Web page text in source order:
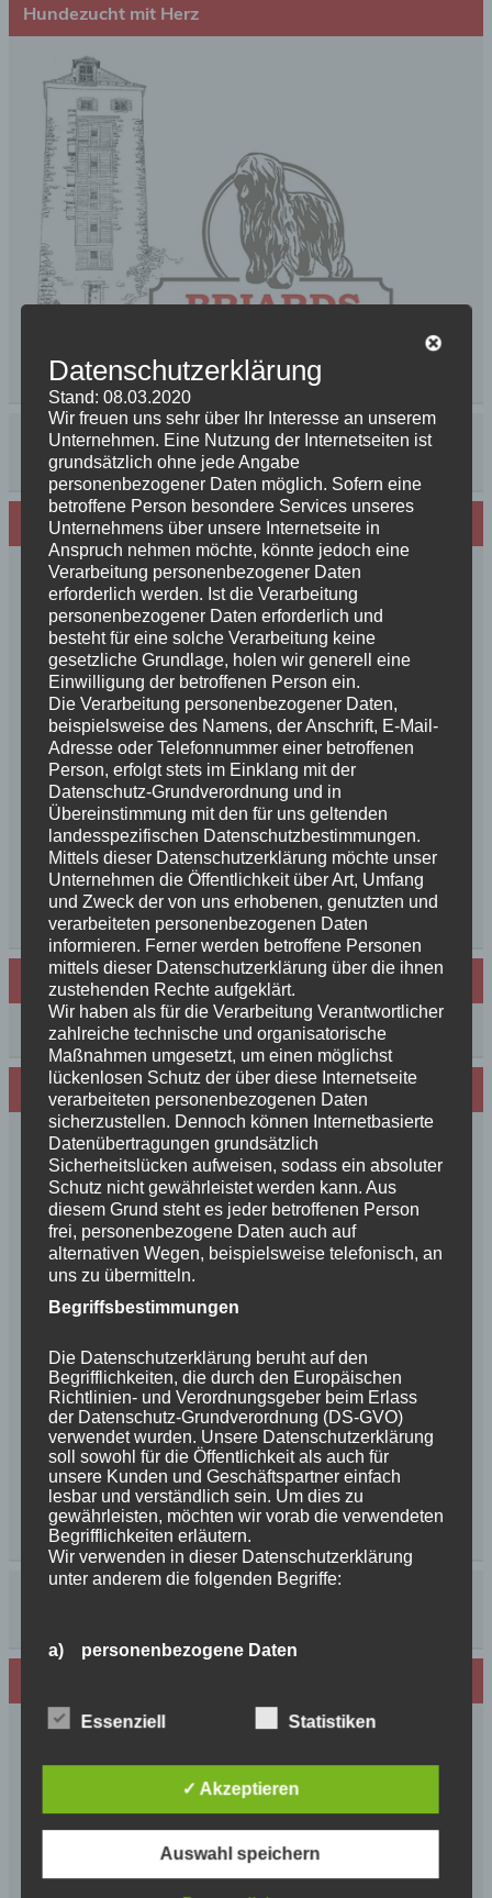
Hundezucht mit Herz
Neues von den Turmschurken
Frohe Weihnachten 2025 unseren
Schurkenfamilien und Freunden
Herzlichen Glückwunsch zum 4. Geburtstag
Unsere Feenkinder haben alle verzaubert
News++News++News++Unsere Feenkinder sind
geboren++
++NEWS++NEWS++NEWS++Wir sind
schwanger++
So schön, die Freundschaften der Schurkeneltern
Lilly´s Schwester schickt Grüße
Innigkeit, oder wahre Liebe
Unsere schöne BenBenkinder schicken
Urlaubsgrüße
++News++News++News++
Archiv
Archiv
Wir sind Mitglied in folgenden Verbänden:
Frohe Weihnachten 2025 unseren
Schurkenfamilien und Freunden
Herzlichen Glückwunsch zum 4. Geburtstag
Unsere Feenkinder haben alle verzaubert
++NEWS++NEWS++NEWS++Wir sind
Datenschutzerklärung
Stand: 08.03.2020
Wir freuen uns sehr über Ihr Interesse an unserem
Unternehmen. Eine Nutzung der Internetseiten ist
grundsätzlich ohne jede Angabe
personenbezogener Daten möglich. Sofern eine
betroffene Person besondere Services unseres
Unternehmens über unsere Internetseite in
Anspruch nehmen möchte, könnte jedoch eine
Verarbeitung personenbezogener Daten
erforderlich werden. Ist die Verarbeitung
personenbezogener Daten erforderlich und
besteht für eine solche Verarbeitung keine
gesetzliche Grundlage, holen wir generell eine
Einwilligung der betroffenen Person ein.
Die Verarbeitung personenbezogener Daten,
beispielsweise des Namens, der Anschrift, E-Mail-
Adresse oder Telefonnummer einer betroffenen
Person, erfolgt stets im Einklang mit der
Datenschutz-Grundverordnung und in
Übereinstimmung mit den für uns geltenden
landesspezifischen Datenschutzbestimmungen.
Mittels dieser Datenschutzerklärung möchte unser
Unternehmen die Öffentlichkeit über Art, Umfang
und Zweck der von uns erhobenen, genutzten und
verarbeiteten personenbezogenen Daten
informieren. Ferner werden betroffene Personen
mittels dieser Datenschutzerklärung über die ihnen
zustehenden Rechte aufgeklärt.
Wir haben als für die Verarbeitung Verantwortlicher
zahlreiche technische und organisatorische
Maßnahmen umgesetzt, um einen möglichst
lückenlosen Schutz der über diese Internetseite
verarbeiteten personenbezogenen Daten
sicherzustellen. Dennoch können Internetbasierte
Datenübertragungen grundsätzlich
Sicherheitslücken aufweisen, sodass ein absoluter
Schutz nicht gewährleistet werden kann. Aus
diesem Grund steht es jeder betroffenen Person
frei, personenbezogene Daten auch auf
alternativen Wegen, beispielsweise telefonisch, an
uns zu übermitteln.
Begriffsbestimmungen
Die Datenschutzerklärung beruht auf den
Begrifflichkeiten, die durch den Europäischen
Richtlinien- und Verordnungsgeber beim Erlass
der Datenschutz-Grundverordnung (DS-GVO)
verwendet wurden. Unsere Datenschutzerklärung
soll sowohl für die Öffentlichkeit als auch für
unsere Kunden und Geschäftspartner einfach
lesbar und verständlich sein. Um dies zu
gewährleisten, möchten wir vorab die verwendeten
Begrifflichkeiten erläutern.
Wir verwenden in dieser Datenschutzerklärung
unter anderem die folgenden Begriffe:
a) personenbezogene Daten
die sich auf eine identifizierte oder identifizierbare
natürliche Person angesehen, die direkt oder
indirekt, insbesondere mittels Zuordnung zu einer
Kennung wie einem Namen, zu einer
Kennung oder zu einem oder mehreren
besonderen Merkmalen, die Ausdruck der
Essenziell Statistiken
✓ Akzeptieren
Auswahl speichern